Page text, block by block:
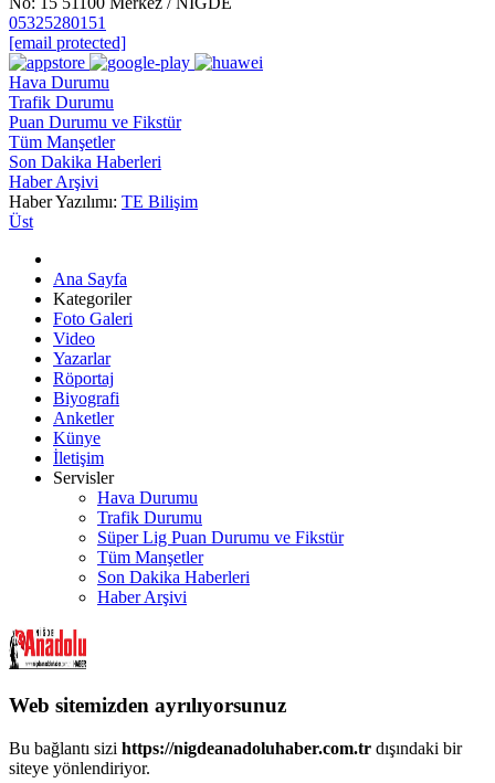
05325280151
[email protected]
Hava Durumu
Trafik Durumu
Puan Durumu ve Fikstür
Tüm Manşetler
Son Dakika Haberleri
Haber Arşivi
Haber Yazılımı: TE Bilişim
Üst
Ana Sayfa
Kategoriler
Foto Galeri
Video
Yazarlar
Röportaj
Biyografi
Anketler
Künye
İletişim
Servisler
Hava Durumu
Trafik Durumu
Süper Lig Puan Durumu ve Fikstür
Tüm Manşetler
Son Dakika Haberleri
Haber Arşivi
Web sitemizden ayrılıyorsunuz
Bu bağlantı sizi https://nigdeanadoluhaber.com.tr dışındaki bir
siteye yönlendiriyor.